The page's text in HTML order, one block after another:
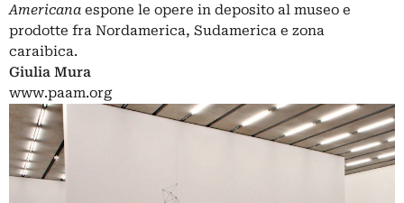
Americana espone le opere in deposito al museo e
prodotte fra Nordamerica, Sudamerica e zona
caraibica.
Giulia Mura
www.paam.org